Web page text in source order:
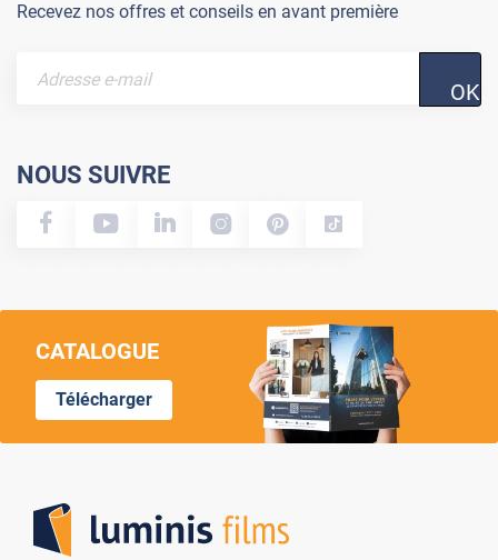
Recevez nos offres et conseils en avant première
OK
NOUS SUIVRE
CATALOGUE
Télécharger